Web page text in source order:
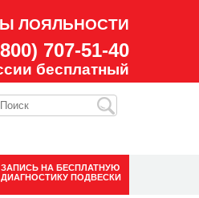
ЛОЯЛЬНОСТИ
707-51-40
бесплатный
ЗАПИСЬ НА БЕСПЛАТНУЮ
ДИАГНОСТИКУ ПОДВЕСКИ